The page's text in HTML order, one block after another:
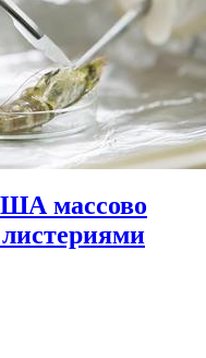
массово